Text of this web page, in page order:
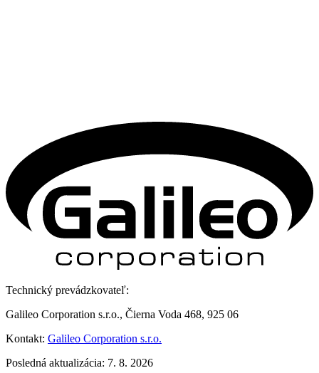
Technický prevádzkovateľ:
Galileo Corporation s.r.o., Čierna Voda 468, 925 06
Kontakt: Galileo Corporation s.r.o.
Posledná aktualizácia: 7. 8. 2026